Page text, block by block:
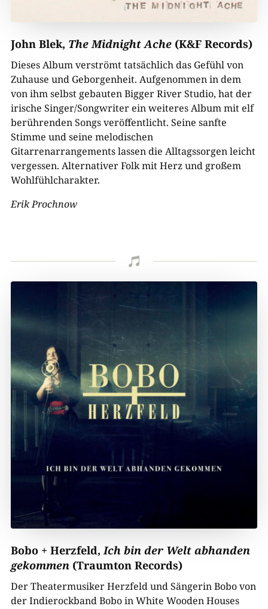
John Blek, The Midnight Ache(K&F Records)
Dieses Album verströmt tatsächlich das Gefühl von
Zuhause und Geborgenheit. Aufgenommen in dem
von ihm selbst gebauten Bigger River Studio, hat der
irische Singer/Songwriter ein weiteres Album mit elf
berührenden Songs veröffentlicht. Seine sanfte
Stimme und seine melodischen
Gitarrenarrangements lassen die Alltagssorgen leicht
vergessen. Alternativer Folk mit Herz und großem
Wohlfühlcharakter.
Erik Prochnow

Bobo + Herzfeld,Ich bin der Welt abhanden
gekommen(Traumton Records)
Der Theatermusiker Herzfeld und Sängerin Bobo von
der Indierockband Bobo in White Wooden Houses